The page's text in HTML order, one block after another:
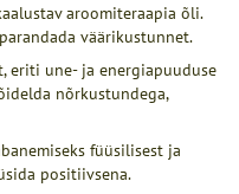
aroomiteraapia õli.
väärikustunnet.
eriti une- ja energiapuuduse
nõrkustundega,
füüsilisest ja
positiivsena.